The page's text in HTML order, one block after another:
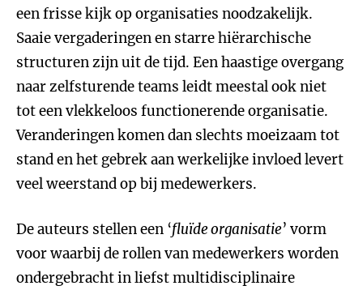
een frisse kijk op organisaties noodzakelijk.
Saaie vergaderingen en starre hiërarchische
structuren zijn uit de tijd. Een haastige overgang
naar zelfsturende teams leidt meestal ook niet
tot een vlekkeloos functionerende organisatie.
Veranderingen komen dan slechts moeizaam tot
stand en het gebrek aan werkelijke invloed levert
veel weerstand op bij medewerkers.
De auteurs stellen een ‘fluïde organisatie’ vorm
voor waarbij de rollen van medewerkers worden
ondergebracht in liefst multidisciplinaire